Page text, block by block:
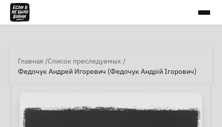
Главная Список преследуемых
Федочук Андрей Игоревич (Федочук Андрій Ігорович)